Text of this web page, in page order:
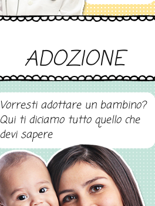
ADOZIONE
Vorresti adottare un bambino?
Qui ti diciamo tutto quello che
devi sapere